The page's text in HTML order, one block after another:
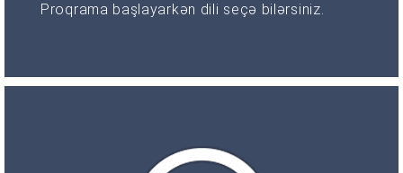
Proqrama başlayarkən dili seçə bilərsiniz.